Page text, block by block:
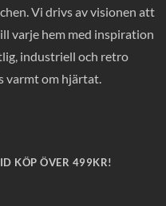
Vi drivs av visionen att
varje hem med inspiration
industriell och retro
varmt om hjärtat.
KÖP ÖVER 499KR!